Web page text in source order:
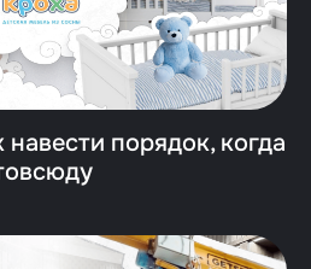
навести порядок, когда